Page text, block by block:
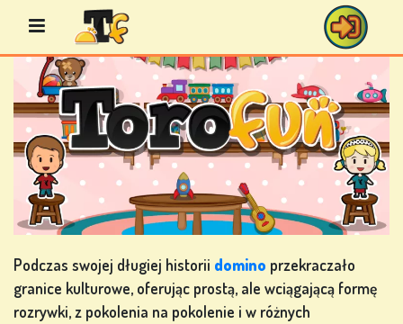
GRY
BINGO
GRY
KASYNOWE
Przejdź
treści
Podczas swojej długiej historii domino przekraczało
granice kulturowe, oferując prostą, ale wciągającą formę
rozrywki, z pokolenia na pokolenie i w różnych